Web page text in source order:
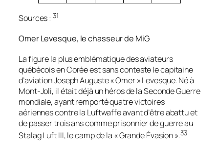
Sources : 31
Omer Levesque, le chasseur de MiG
La figure la plus emblématique des aviateurs
québécois en Corée est sans conteste le capitaine
d’aviation Joseph Auguste « Omer » Levesque. Né à
Mont-Joli, il était déjà un héros de la Seconde Guerre
mondiale, ayant remporté quatre victoires
aériennes contre la Luftwaffe avant d’être abattu et
de passer trois ans comme prisonnier de guerre au
Stalag Luft III, le camp de la « Grande Évasion ».33